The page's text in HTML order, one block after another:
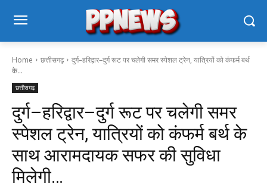
Home छत्तीसगढ़
दुर्ग–हरिद्वार–दुर्ग रूट पर चलेगी समर स्पेशल ट्रेन, यात्रियों को कंफर्म बर्थ
के...
छत्तीसगढ़
दुर्ग–हरिद्वार–दुर्ग रूट पर चलेगी समर
स्पेशल ट्रेन, यात्रियों को कंफर्म बर्थ के
साथ आरामदायक सफर की सुविधा
मिलेगी…